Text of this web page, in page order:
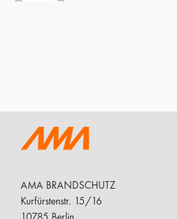
AMA BRANDSCHUTZ
Kurfürstenstr. 15/16